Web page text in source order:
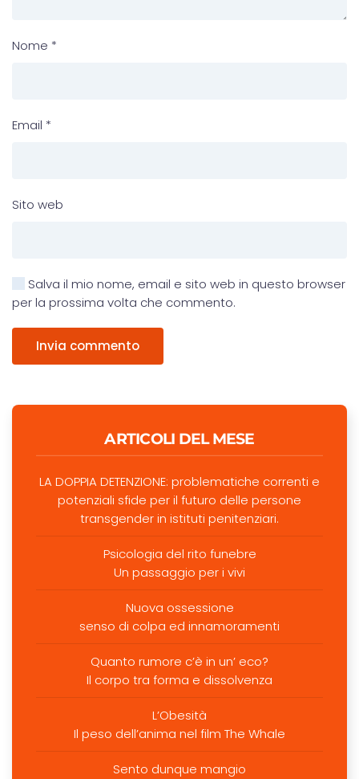
Nome *
Email *
Sito web
Salva il mio nome, email e sito web in questo browser
per la prossima volta che commento.
Invia commento
ARTICOLI DEL MESE
LA DOPPIA DETENZIONE: problematiche correnti e
potenziali sfide per il futuro delle persone
transgender in istituti penitenziari.
Psicologia del rito funebre
Un passaggio per i vivi
Nuova ossessione
senso di colpa ed innamoramenti
Quanto rumore c’è in un’ eco?
Il corpo tra forma e dissolvenza
L’Obesità
Il peso dell’anima nel film The Whale
Sento dunque mangio